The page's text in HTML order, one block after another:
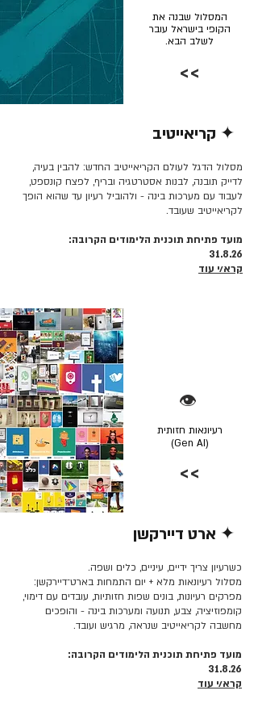
המסלול שבנה את
הקופי בישראל עובר
לשלב הבא.
>>
✦ קריאייטיב
מסלול הדגל לעולם הקריאייטיב החדש: להבין בעיה,
לדייק תובנה, לבנות אסטרטגיה ובריף, לפצח קונספט,
לעבוד עם מערכות בינה - ולהוביל רעיון עד שהוא הופך
לקריאייטיב שעובד.
מועד פתיחת תוכנית הלימודים הקרובה:
31.8.26
קרא/י עוד
👁️
רעיונאות חזותית
(Gen AI)
>>
✦ ארט דיירקשן
כשרעיון צריך ידיים, עיניים, כלים ושפה.
מסלול רעיונאות מלא + יום התמחות בארט־דיירקשן:
מפרקים רעיונות, בונים שפות חזותיות, עובדים עם דימוי,
קומפוזיציה, צבע, תנועה ומערכות בינה - והופכים
מחשבה לקריאייטיב שנראה, מרגיש ועובד.
מועד פתיחת תוכנית הלימודים הקרובה:
31.8.26
קרא/י עוד